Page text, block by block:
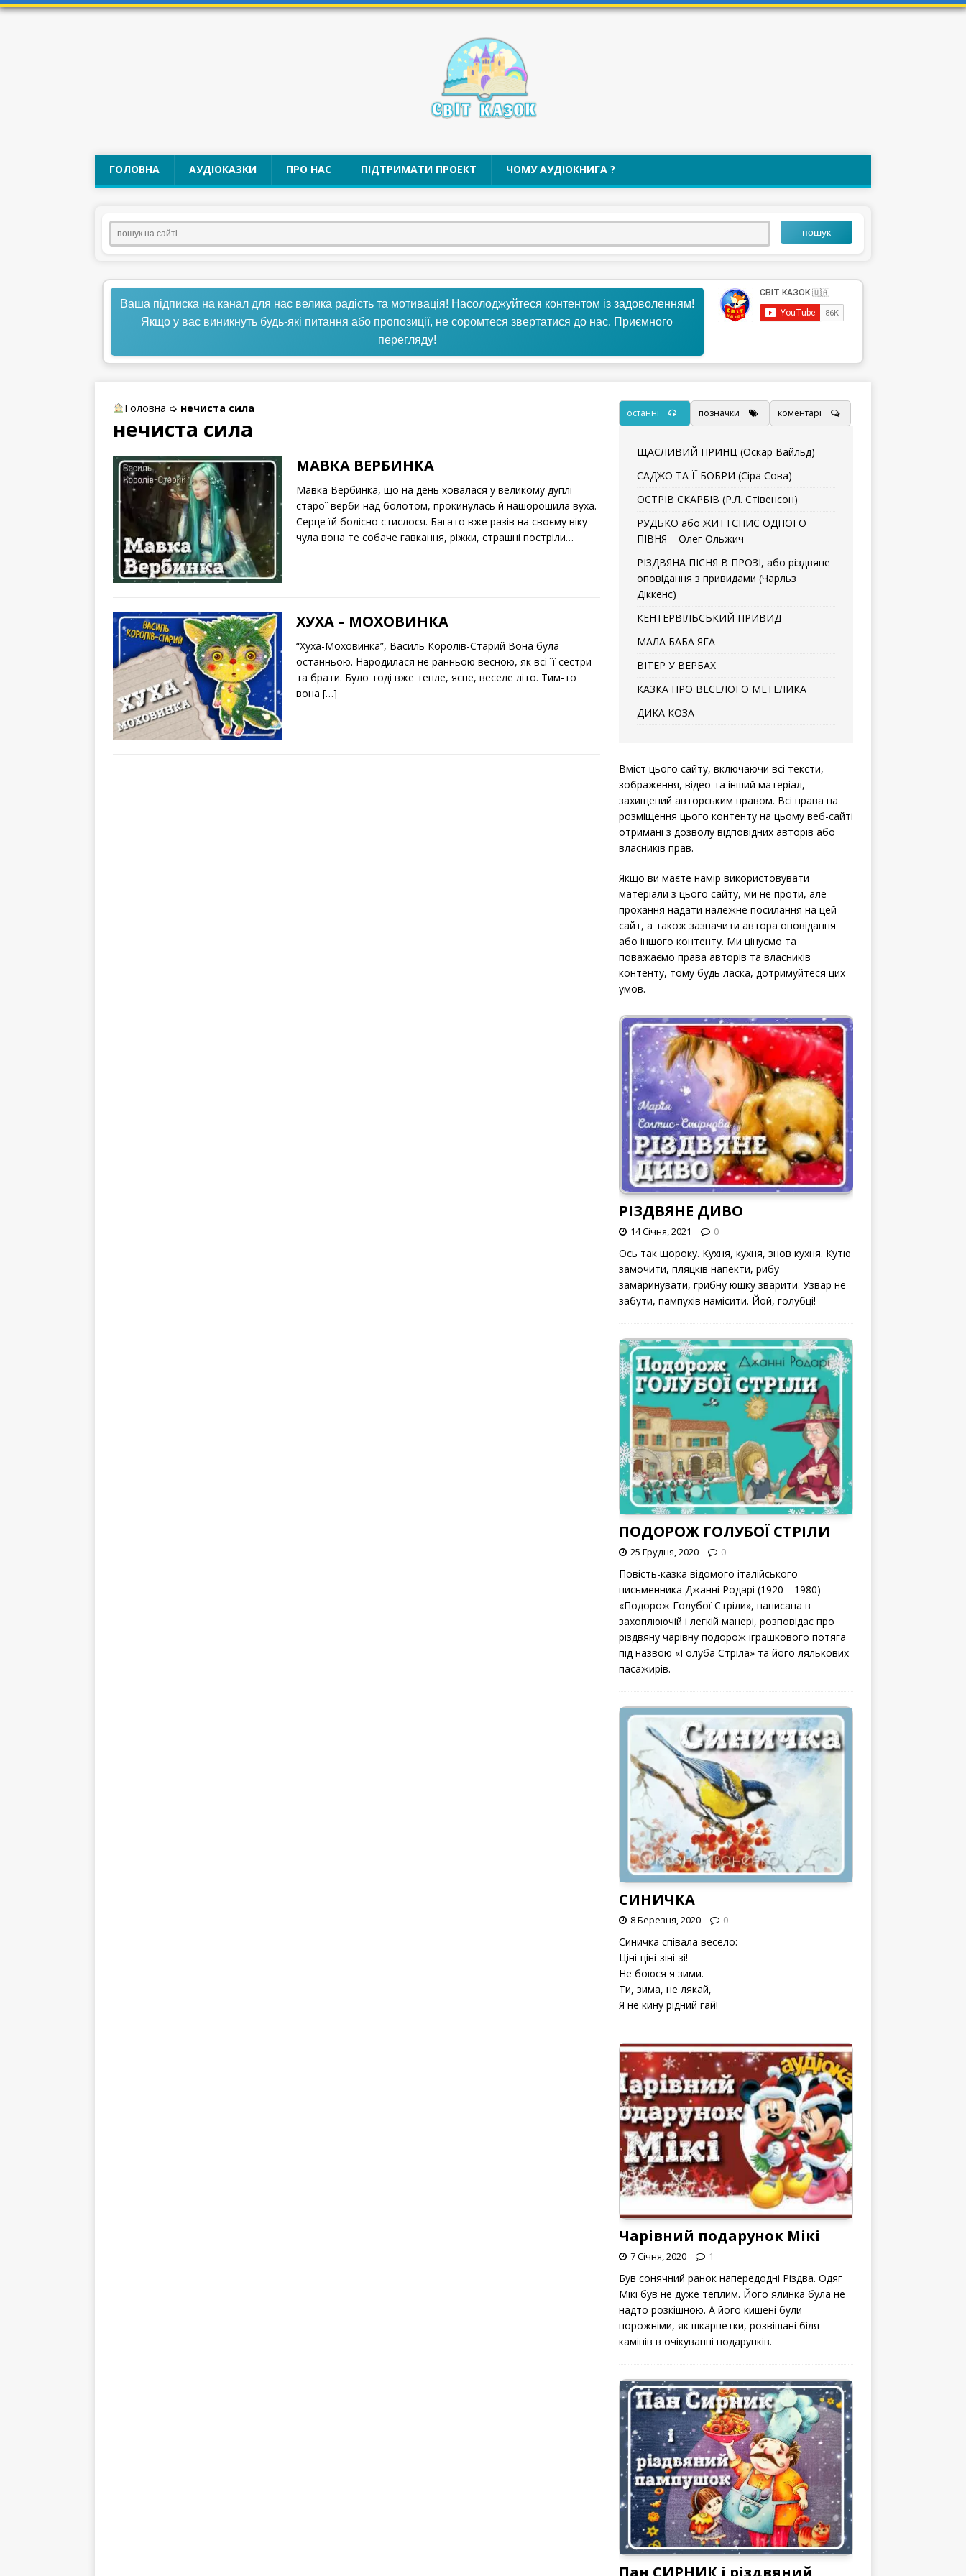
ГОЛОВНА АУДІОКАЗКИ ПРО НАС ПІДТРИМАТИ ПРОЕКТ ЧОМУ АУДІОКНИГА ?
пошук
Ваша підписка на канал для нас велика радість та мотивація! Насолоджуйтеся контентом із задоволенням!
Якщо у вас виникнуть будь-які питання або пропозиції, не соромтеся звертатися до нас. Приємного
перегляду!
Головна ➭ нечиста сила
нечиста сила
МАВКА ВЕРБИНКА
Мавка Вербинка, що на день ховалася у великому дуплі
старої верби над болотом, прокинулась й нашорошила вуха.
Серце їй болісно стислося. Багато вже разів на своєму віку
чула вона те собаче гавкання, ріжки, страшні постріли…
ХУХА – МОХОВИНКА
“Хуха-Моховинка”, Василь Королів-Старий Вона була
останньою. Народилася не ранньою весною, як всі її сестри
та брати. Було тоді вже тепле, ясне, веселе літо. Тим-то
вона […]
останні позначки коментарі
ЩАСЛИВИЙ ПРИНЦ (Оскар Вайльд)
САДЖО ТА ЇЇ БОБРИ (Сіра Сова)
ОСТРІВ СКАРБІВ (Р.Л. Стівенсон)
РУДЬКО або ЖИТТЄПИС ОДНОГО
ПІВНЯ – Олег Ольжич
РІЗДВЯНА ПІСНЯ В ПРОЗІ, або різдвяне
оповідання з привидами (Чарльз
Діккенс)
КЕНТЕРВІЛЬСЬКИЙ ПРИВИД
МАЛА БАБА ЯГА
ВІТЕР У ВЕРБАХ
КАЗКА ПРО ВЕСЕЛОГО МЕТЕЛИКА
ДИКА КОЗА
Вміст цього сайту, включаючи всі тексти,
зображення, відео та інший матеріал,
захищений авторським правом. Всі права на
розміщення цього контенту на цьому веб-сайті
отримані з дозволу відповідних авторів або
власників прав.
Якщо ви маєте намір використовувати
матеріали з цього сайту, ми не проти, але
прохання надати належне посилання на цей
сайт, а також зазначити автора оповідання
або іншого контенту. Ми цінуємо та
поважаємо права авторів та власників
контенту, тому будь ласка, дотримуйтеся цих
умов.
РІЗДВЯНЕ ДИВО
14 Січня, 2021 0
Ось так щороку. Кухня, кухня, знов кухня. Кутю
замочити, пляцків напекти, рибу
замаринувати, грибну юшку зварити. Узвар не
забути, пампухів намісити. Йой, голубці!
ПОДОРОЖ ГОЛУБОЇ СТРІЛИ
25 Грудня, 2020 0
Повість-казка відомого італійського
письменника Джанні Родарі (1920—1980)
«Подорож Голубої Стріли», написана в
захоплюючій і легкій манері, розповідає про
різдвяну чарівну подорож іграшкового потяга
під назвою «Голуба Стріла» та його лялькових
пасажирів.
СИНИЧКА
8 Березня, 2020 0
Синичка співала весело:
Ціні-ціні-зіні-зі!
Не боюся я зими.
Ти, зима, не лякай,
Я не кину рідний гай!
Чарівний подарунок Мікі
7 Січня, 2020 1
Був сонячний ранок напередодні Різдва. Одяг
Мікі був не дуже теплим. Його ялинка була не
надто розкішною. А його кишені були
порожніми, як шкарпетки, розвішані біля
камінів в очікуванні подарунків.
Пан СИРНИК і різдвяний